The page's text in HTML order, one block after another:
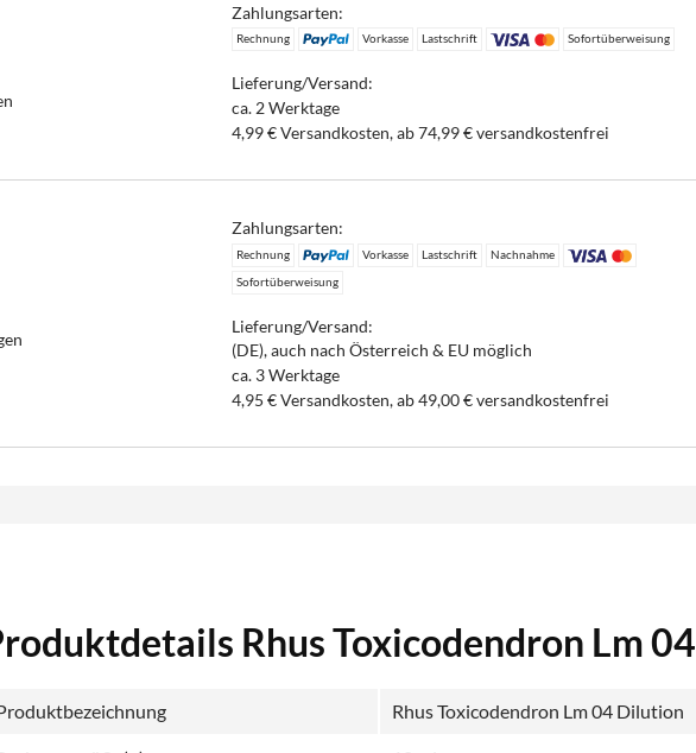
Zahlungsarten:
Rechnung Vorkasse Lastschrift Sofortüberweisung
Lieferung/Versand:
ca. 2 Werktage
4,99 € Versandkosten, ab 74,99 € versandkostenfrei
Zahlungsarten:
Rechnung Vorkasse Lastschrift
Nachnahme
Sofortüberweisung
Lieferung/Versand:
(DE), auch nach Österreich & EU möglich
ca. 3 Werktage
4,95 € Versandkosten, ab 49,00 € versandkostenfrei
Rhus Toxicodendron Lm 04
Rhus Toxicodendron Lm 04 Dilution